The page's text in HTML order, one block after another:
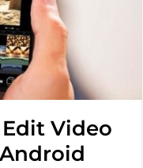
Video